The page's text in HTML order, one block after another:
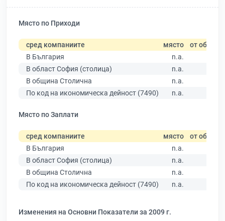
Място по Приходи
сред компаниите място от общо
В България
n.a.
В област София (столица)
n.a.
В община Столична
n.a.
По код на икономическа дейност (7490)
n.a.
Място по Заплати
сред компаниите място от общо
В България
n.a.
В област София (столица)
n.a.
В община Столична
n.a.
По код на икономическа дейност (7490)
n.a.
Изменения на Основни Показатели за 2009 г.